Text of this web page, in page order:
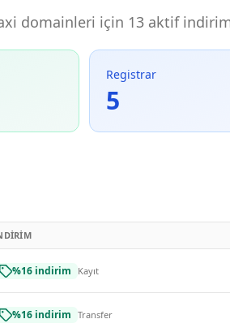
domainleri için 13 aktif
Registrar
5
%16 indirim Kayıt
%16 indirim Transfer